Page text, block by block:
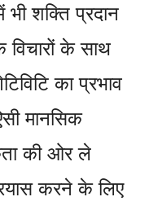
भी शक्ति प्रदान
के साथ
का प्रभाव
मानसिक
की ओर ले
करने के लिए